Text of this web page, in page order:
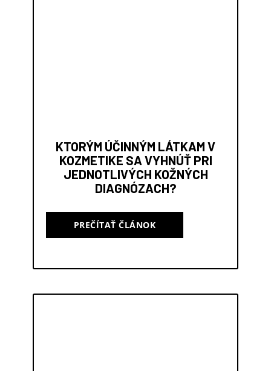
KTORÝM ÚČINNÝM LÁTKAM V
KOZMETIKE SA VYHNÚŤ PRI
JEDNOTLIVÝCH KOŽNÝCH
DIAGNÓZACH?
PREČÍTAŤ ČLÁNOK